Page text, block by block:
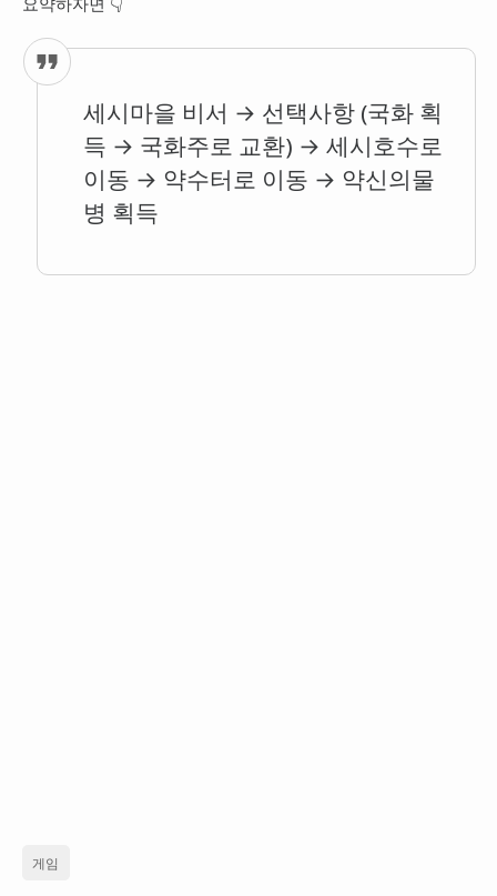
세시마을 비서 → 선택사항 (국화 획
득 → 국화주로 교환) → 세시호수로
이동 → 약수터로 이동 → 약신의물
병 획득
게임